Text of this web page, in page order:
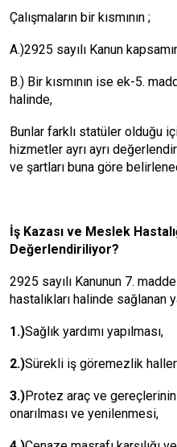
Çalışmaların bir kısmının ;
A.)2925 sayılı Kanun
B.) Bir kısmının ise ek-5.
halinde,
Bunlar farklı statüler olduğu
hizmetler ayrı ayrı
ve şartları buna göre
İş Kazası ve Meslek
Değerlendiriliyor?
2925 sayılı Kanunun 7.
hastalıkları halinde sağlanan
1.)Sağlık yardımı yapılması,
2.)Sürekli iş göremezlik
3.)Protez araç ve gereçlerinin
onarılması ve yenilenmesi,